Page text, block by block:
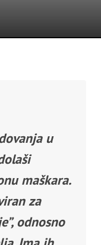
u
maškara.
za
odnosno